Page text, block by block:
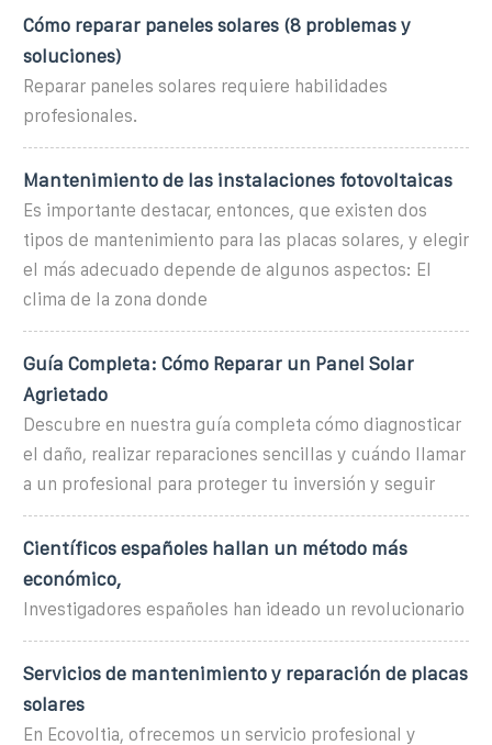
Cómo reparar paneles solares (8 problemas y
soluciones)
Reparar paneles solares requiere habilidades
profesionales.
Mantenimiento de las instalaciones fotovoltaicas
Es importante destacar, entonces, que existen dos
tipos de mantenimiento para las placas solares, y elegir
el más adecuado depende de algunos aspectos: El
clima de la zona donde
Guía Completa: Cómo Reparar un Panel Solar
Agrietado
Descubre en nuestra guía completa cómo diagnosticar
el daño, realizar reparaciones sencillas y cuándo llamar
a un profesional para proteger tu inversión y seguir
Científicos españoles hallan un método más
económico,
Investigadores españoles han ideado un revolucionario
Servicios de mantenimiento y reparación de placas
solares
En Ecovoltia, ofrecemos un servicio profesional y